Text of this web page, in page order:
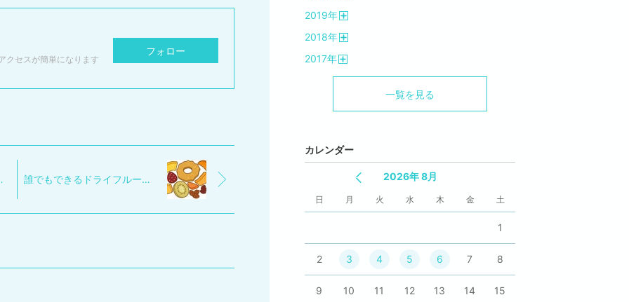
クセスが簡単になります
フォロー
定検査 誰でもできるドライフルーツの袋詰め
2019年
2018年
2017年
一覧を見る
カレンダー
2026年 8月
日 月 火 水 木 金 土
1
2 3 4 5 6 7 8
9 10 11 12 13 14 15